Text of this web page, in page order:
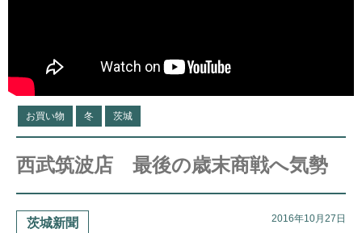
お買い物 冬 茨城
西武筑波店 最後の歳末商戦へ気勢
茨城新聞 2016年10月27日